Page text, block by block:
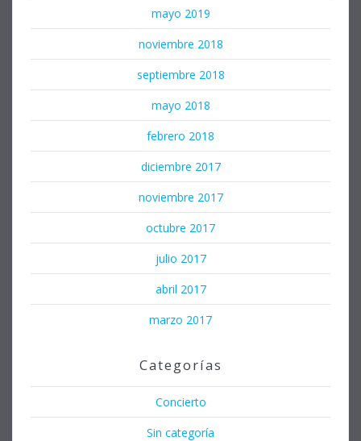
mayo 2019
noviembre 2018
septiembre 2018
mayo 2018
febrero 2018
diciembre 2017
noviembre 2017
octubre 2017
julio 2017
abril 2017
marzo 2017
Categorías
Concierto
Sin categoría